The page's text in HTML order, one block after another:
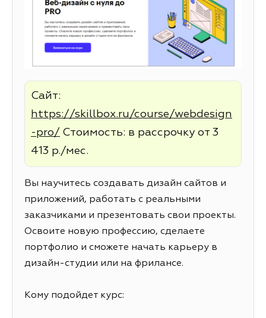
Сайт:
https://skillbox.ru/course/webdesign
-pro/ Стоимость: в рассрочку от 3
413 р./мес.
Вы научитесь создавать дизайн сайтов и
приложений, работать с реальными
заказчиками и презентовать свои проекты.
Освоите новую профессию, сделаете
портфолио и сможете начать карьеру в
дизайн-студии или на фрилансе.
Кому подойдет курс: